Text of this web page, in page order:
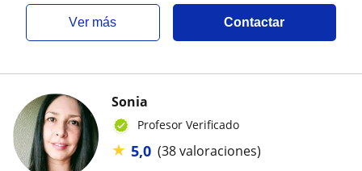
ver más Contactar
Sonia
Profesor Verificado
★ 5,0 (38 valoraciones)